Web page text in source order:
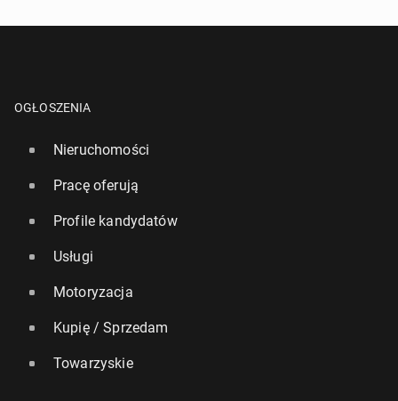
OGŁOSZENIA
Nieruchomości
Pracę oferują
Profile kandydatów
Usługi
Motoryzacja
Kupię / Sprzedam
Towarzyskie